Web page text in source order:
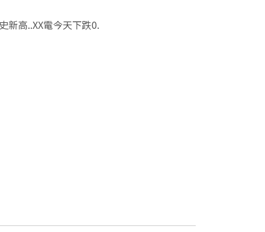
新高..XX電今天下跌0.